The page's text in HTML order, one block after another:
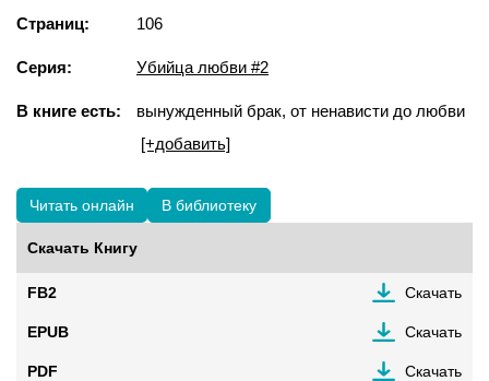
Страниц: 106
Серия: Убийца любви #2
В книге есть:
вынужденный брак, от ненависти до любви
[+добавить]
Читать онлайн В библиотеку
Скачать Книгу
FB2 Скачать
EPUB Скачать
PDF Скачать